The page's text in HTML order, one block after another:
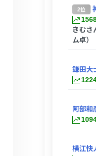
2位
きむさ
ム卓）
鎌田大
阿部和
横江快